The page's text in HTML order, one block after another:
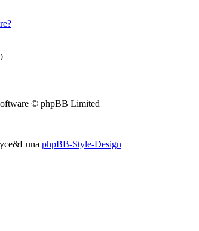
© phpBB Limited
phpBB-Style-Design